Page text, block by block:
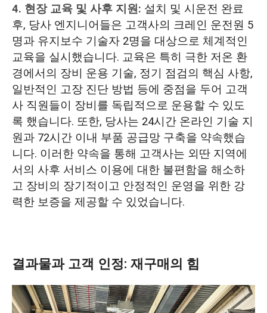
4. 현장 교육 및 사후 지원: 설치 및 시운전 완료
후, 당사 엔지니어들은 고객사의 크레인 운전원 5
명과 유지보수 기술자 2명을 대상으로 체계적인
교육을 실시했습니다. 교육은 특히 극한 저온 환
경에서의 장비 운용 기술, 정기 점검의 핵심 사항,
일반적인 고장 진단 방법 등에 중점을 두어 고객
사 직원들이 장비를 독립적으로 운용할 수 있도
록 했습니다. 또한, 당사는 24시간 온라인 기술 지
원과 72시간 이내 부품 공급망 구축을 약속했습
니다. 이러한 약속을 통해 고객사는 외딴 지역에
서의 사후 서비스 이용에 대한 불편함을 해소하
고 장비의 장기적이고 안정적인 운영을 위한 강
력한 보증을 제공할 수 있었습니다.
결과물과 고객 인정: 재구매의 힘